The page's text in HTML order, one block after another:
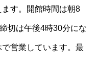
す。開館時間は朝8
切は午後4時30分にな
営業しています。最